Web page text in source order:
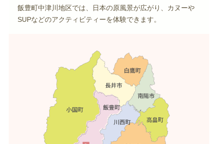
飯豊町中津川地区では、日本の原風景が広がり、カヌーや
SUPなどのアクティビティーを体験できます。